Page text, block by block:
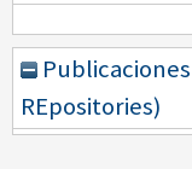
REpositories)